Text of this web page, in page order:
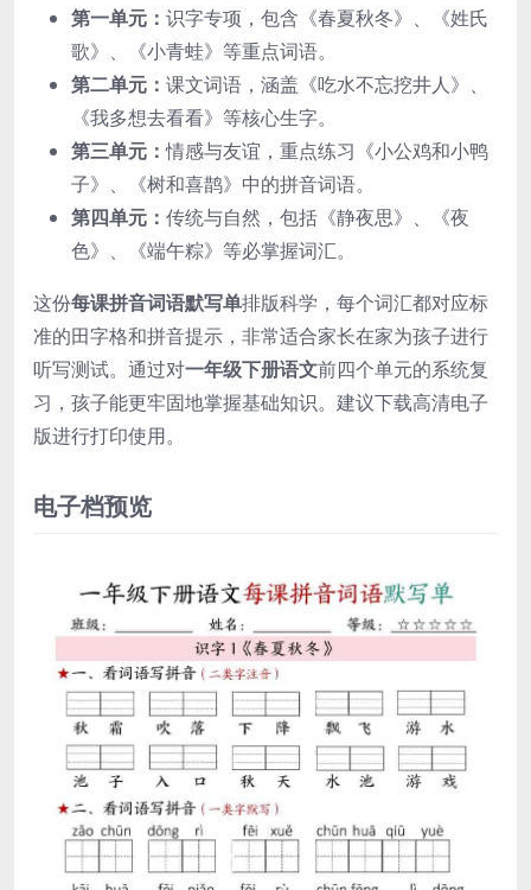
第一单元： 识字专项，包含《春夏秋冬》、《姓氏
歌》、《小青蛙》等重点词语。
第二单元： 课文词语，涵盖《吃水不忘挖井人》、
《我多想去看看》等核心生字。
第三单元：情感与友谊，重点练习《小公鸡和小鸭
子》、《树和喜鹊》中的拼音词语。
第四单元： 传统与自然，包括《静夜思》、《夜
色》、《端午粽》等必掌握词汇。
这份每课拼音词语默写单排版科学，每个词汇都对应标
准的田字格和拼音提示，非常适合家长在家为孩子进行
听写测试。通过对一年级下册语文前四个单元的系统复
习，孩子能更牢固地掌握基础知识。建议下载高清电子
版进行打印使用。
电子档预览